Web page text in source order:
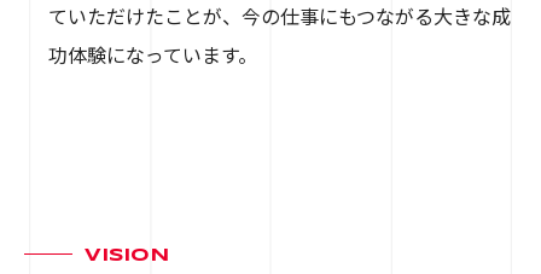
ていただけたことが、今の仕事にもつながる大きな成
功体験になっています。
VISION